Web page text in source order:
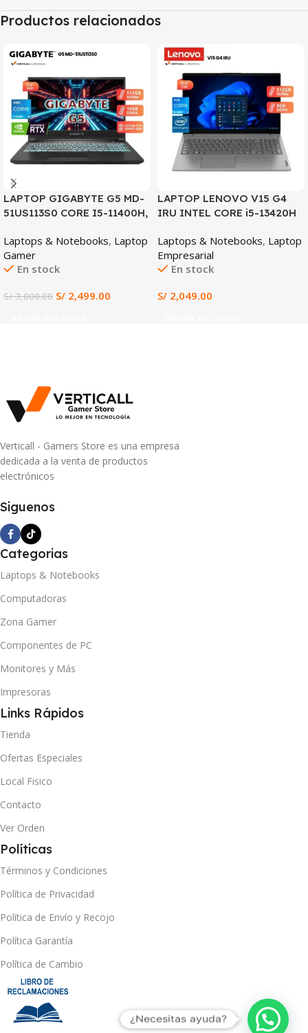
Productos relacionados
SALE
LAPTOP GIGABYTE G5 MD-
51US113S0 CORE I5-11400H,
DDR4, 512GB SSD, 15.6″ FHD
144HZ
Laptops & Notebooks, Laptop
Gamer
En stock
S/3,000.00 S/ 2,499.00
LAPTOP LENOVO V15 G4
IRU INTEL CORE i5-13420H
15.6″ FHD INTEL UHD
GRAPHICS WIN 11
PREINSTALADO (Lenovo
Laptops & Notebooks, Laptop
Empresarial
En stock
S/ 2,049.00
Verticall - Gamers Store es una empresa
dedicada a la venta de productos
electrónicos
Siguenos
Categorias
Laptops & Notebooks
Computadoras
Zona Gamer
Componentes de PC
Monitores y Más
Impresoras
Links Rápidos
Tienda
Ofertas Especiales
Local Fisico
Contacto
Ver Orden
Políticas
Términos y Condiciones
Política de Privacidad
Política de Envío y Recojo
Política Garantía
Política de Cambio
¿Necesitas ayuda?